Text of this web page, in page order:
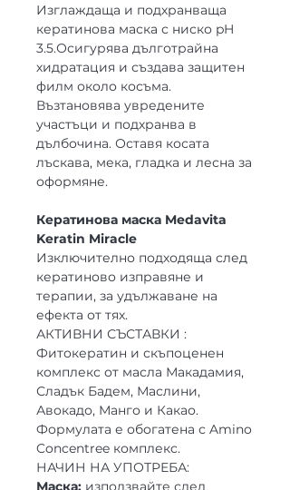
Изглаждаща и подхранваща
кератинова маска с ниско pH
3.5.Осигурява дълготрайна
хидратация и създава защитен
филм около косъма.
Възтановява увредените
участъци и подхранва в
дълбочина. Оставя косата
лъскава, мека, гладка и лесна за
оформяне.
Кератинова маска Medavita
Keratin Miracle
Изключително подходяща след
кератиново изправяне и
терапии, за удължаване на
ефекта от тях.
АКТИВНИ СЪСТАВКИ :
Фитокератин и скъпоценен
комплекс от масла Макадамия,
Сладък Бадем, Маслини,
Авокадо, Манго и Какао.
Формулата е обогатена с Amino
Concentree комплекс.
НАЧИН НА УПОТРЕБА:
Маска: използвайте след